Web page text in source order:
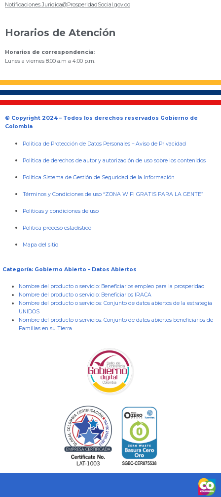
Notificaciones.Juridica@ProsperidadSocial.gov.co
Horarios de Atención
Horarios de correspondencia:
Lunes a viernes 8:00 a.m a 4:00 p.m.
© Copyright 2024 – Todos los derechos reservados Gobierno de
Colombia
Política de Protección de Datos Personales –Aviso de Privacidad
Política de derechos de autor y autorización de uso sobre los contenidos
Política Sistema de Gestión de Seguridad de la Información
Términos y Condiciones de uso “ZONA WIFI GRATIS PARA LA GENTE”
Políticas y condiciones de uso
Política proceso estadístico
Mapa del sitio
Categoría: Gobierno Abierto – Datos Abiertos
Nombre del producto o servicio: Beneficiarios empleo para la prosperidad
Nombre del producto o servicio: Beneficiarios IRACA
Nombre del producto o servicios: Conjunto de datos abiertos de la estrategia
UNIDOS
Nombre del producto o servicios: Conjunto de datos abiertos beneficiarios de
Familias en su Tierra